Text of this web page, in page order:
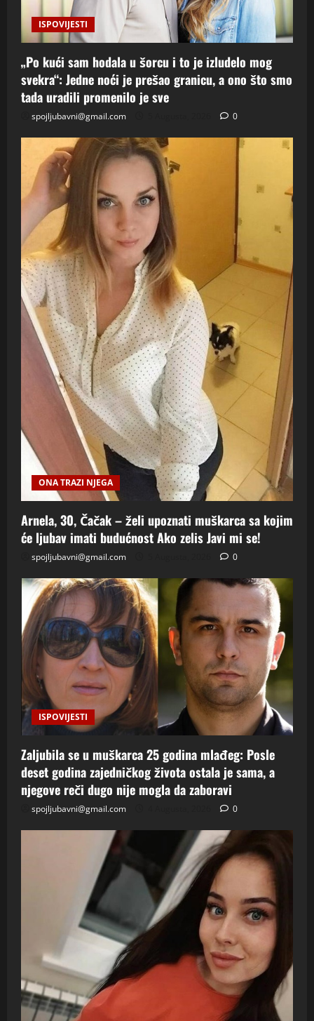
ISPOVIJESTI
„Po kući sam hodala u šorcu i to je izludelo mog
svekra“: Jedne noći je prešao granicu, a ono što smo
tada uradili promenilo je sve
spojljubavni@gmail.com 0
ONA TRAZI NJEGA
Arnela, 30, Čačak – želi upoznati muškarca sa kojim
će ljubav imati budućnost Ako zelis Javi mi se!
spojljubavni@gmail.com 0
ISPOVIJESTI
Zaljubila se u muškarca 25 godina mlađeg: Posle
deset godina zajedničkog života ostala je sama, a
njegove reči dugo nije mogla da zaboravi
spojljubavni@gmail.com 0